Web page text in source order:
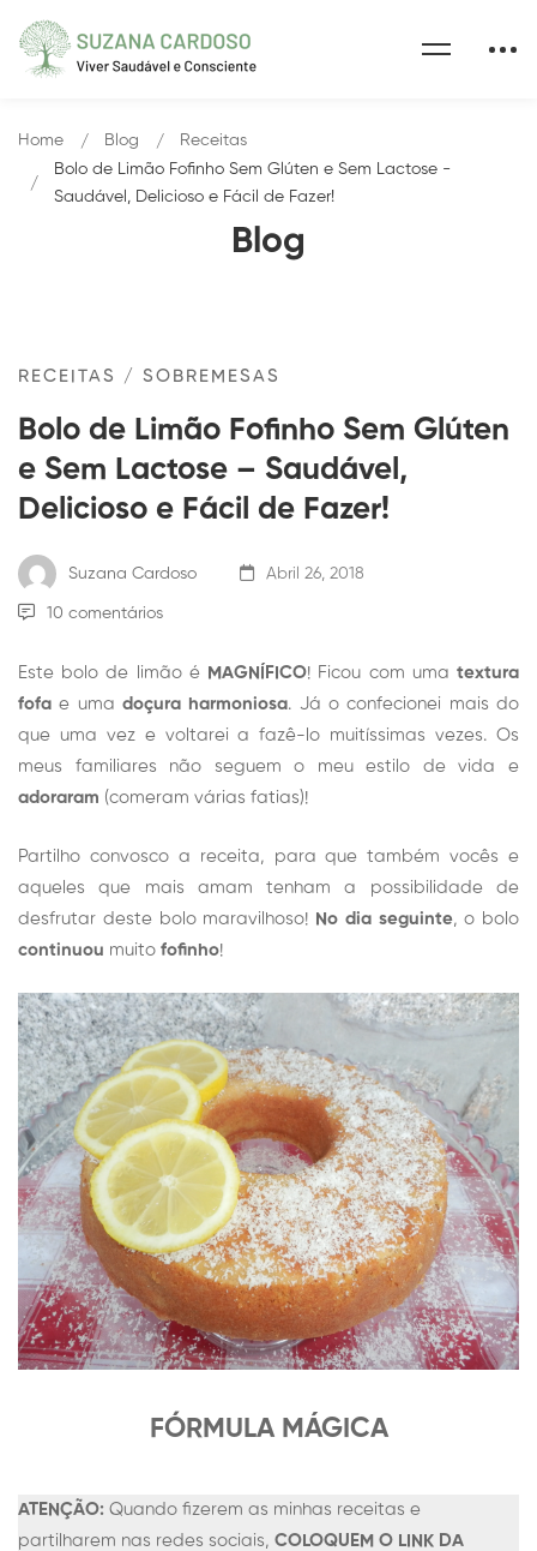
Blog
Home Blog
Receitas
Bolo de Limão Fofinho Sem Glúten e Sem Lactose -
Saudável, Delicioso e Fácil de Fazer!
RECEITAS / SOBREMESAS
Bolo de Limão Fofinho Sem Glúten
e Sem Lactose – Saudável,
Delicioso e Fácil de Fazer!
Suzana Cardoso Abril 26, 2018
10 comentários
Este bolo de limão é MAGNÍFICO! Ficou com umatextura
fofa e uma doçura harmoniosa. Já o confecionei mais do
que uma vez e voltarei a fazê-lo muitíssimas vezes. Os
meus familiares não seguem o meu estilo de vida e
adoraram (comeram várias fatias)!
Partilho convosco a receita, para que também vocês e
aqueles que mais amam tenham a possibilidade de
desfrutar deste bolo maravilhoso! No dia seguinte, o bolo
continuou muito fofinho!
FÓRMULA MÁGICA
ATENÇÃO: Quando fizerem as minhas receitas e
partilharem nas redes sociais, COLOQUEM O LINK DA